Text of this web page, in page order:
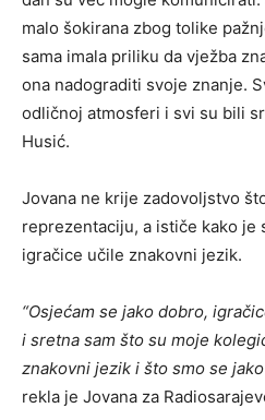
malo šokirana zbog tolike
sama imala priliku da vježba
ona nadograditi svoje znanje.
odličnoj atmosferi i svi su bili
Husić.
Jovana ne krije zadovoljstvo
reprezentaciju, a ističe kako je
igračice učile znakovni jezik.
“Osjećam se jako dobro,
i sretna sam što su moje
znakovni jezik i što smo se
rekla je Jovana za